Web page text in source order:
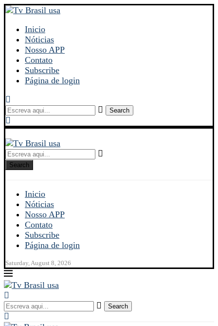
Inicio
Nóticias
Nosso APP
Contato
Subscribe
Página de login
Search
Search
Inicio
Nóticias
Nosso APP
Contato
Subscribe
Página de login
Saturday, August 8, 2026
Search